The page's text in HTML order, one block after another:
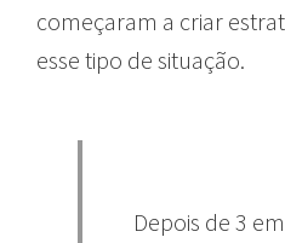
começaram a criar
esse tipo de situação.
Depois de 3